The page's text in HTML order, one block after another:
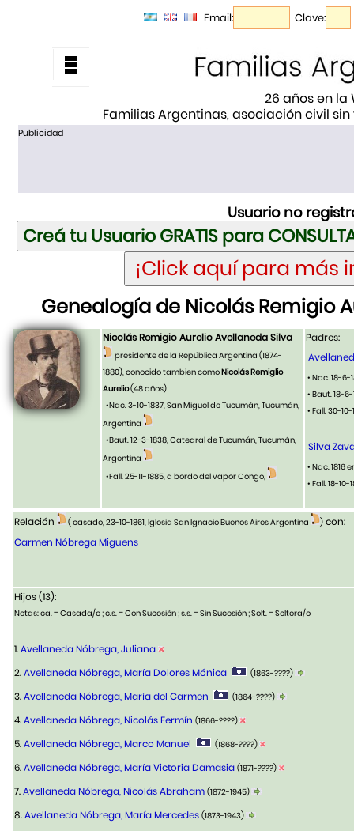
Email: Clave:
26 años en la
Familias Argentinas, asociación civil
Publicidad
Usuario no
Genealogía de Nicolás Remigio
Nicolás Remigio Aurelio Avellaneda Silva
presidente de la República Argentina (1874-
1880),conocido tambien comoNicolás Remiglio
Aurelio(48 años)
•Nac. 3-10-1837, San Miguel de Tucumán, Tucumán,
Argentina
•Baut. 12-3-1838, Catedral de Tucumán, Tucumán,
Argentina
•Fall. 25-11-1885, a bordo del vapor Congo,
Padres:
• Nac. 18-
• Baut. 18-
• Fall. 30-
Silva
• Nac. 1816
• Fall. 18-
Relación ( casado, 23-10-1861, Iglesia San Ignacio Buenos Aires Argentina ) con:
Carmen Nóbrega Miguens
Hijos (13):
Notas: ca. = Casada/o ; c.s. = Con Sucesión ; s.s. = Sin Sucesión ; Solt. = Soltera/o
1.Avellaneda Nóbrega, Juliana
2.Avellaneda Nóbrega, María Dolores Mónica (1863-????)
3.Avellaneda Nóbrega, María del Carmen (1864-????)
4.Avellaneda Nóbrega, Nicolás Fermín (1866-????)
5.Avellaneda Nóbrega, Marco Manuel (1868-????)
6.Avellaneda Nóbrega, María Victoria Damasia (1871-????)
7.Avellaneda Nóbrega, Nicolás Abraham (1872-1945)
8.Avellaneda Nóbrega, María Mercedes (1873-1943)